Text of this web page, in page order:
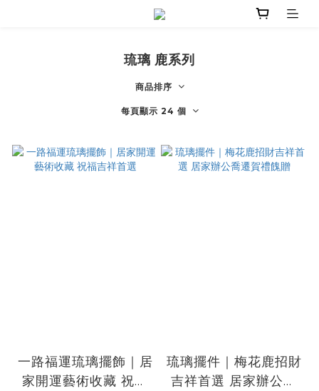
琉璃 鹿系列
商品排序
每頁顯示 24 個
一路福運琉璃擺飾｜居
家開運藝術收藏 祝福
琉璃擺件｜梅花鹿招財
吉祥首選 居家辦公喬